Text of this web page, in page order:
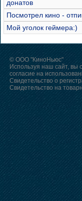
донатов
Посмотрел кино -
Мой уголок геймера:)
© ООО "КиноНьюс"
Используя наш сайт, вы
согласие на
Свидетельство о
Свидетельство на